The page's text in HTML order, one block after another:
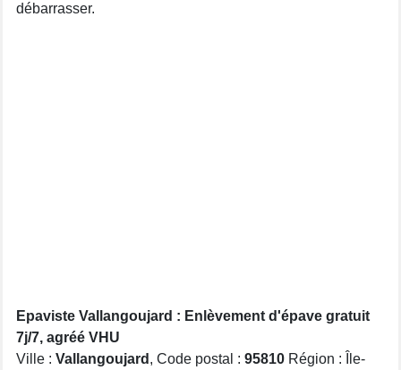
débarrasser.
Epaviste Vallangoujard : Enlèvement d'épave gratuit
7j/7, agréé VHU
Ville : Vallangoujard , Code postal : 95810 Région : Île-